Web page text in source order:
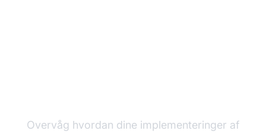
Overvåg hvordan dine implementeringer af